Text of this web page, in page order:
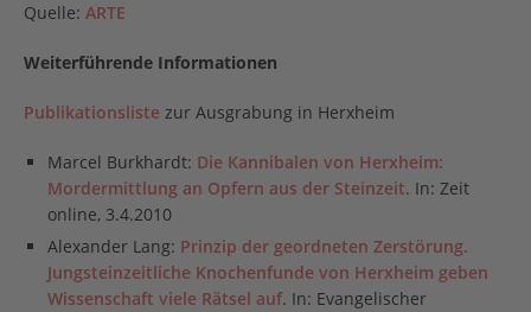
Quelle: ARTE
Weiterführende Informationen
Publikationsliste zur Ausgrabung in Herxheim
Marcel Burkhardt: Die Kannibalen von Herxheim:
Mordermittlung an Opfern aus der Steinzeit. In: Zeit
online, 3.4.2010
Alexander Lang: Prinzip der geordneten Zerstörung.
Jungsteinzeitliche Knochenfunde von Herxheim geben
Wissenschaft viele Rätsel auf. In: Evangelischer